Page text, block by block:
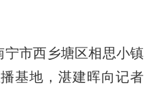
市西乡塘区相思小镇
基地，湛建晖向记者